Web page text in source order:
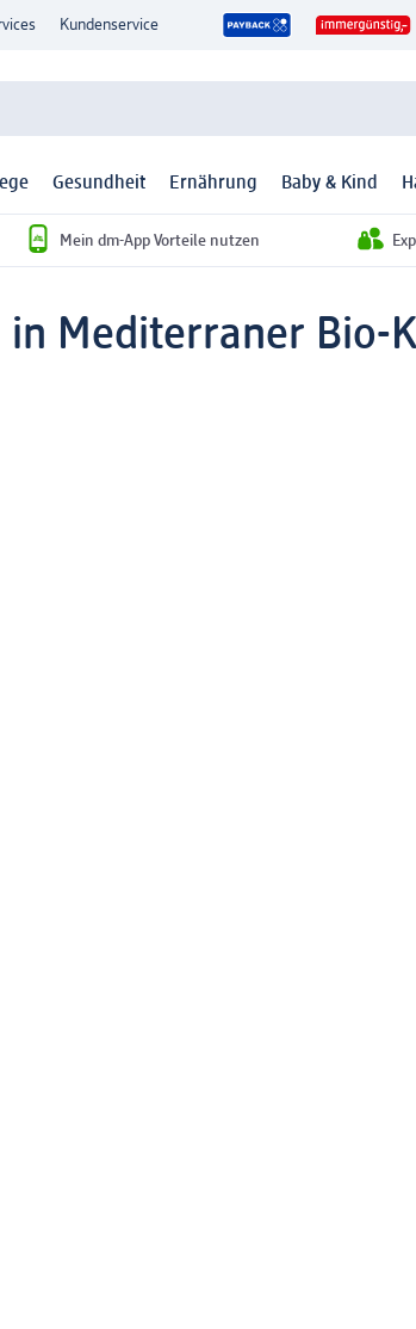
Kundenservice
Gesundheit Ernährung Baby & Kind
Mein dm-App Vorteile nutzen
Mediterraner Bio-